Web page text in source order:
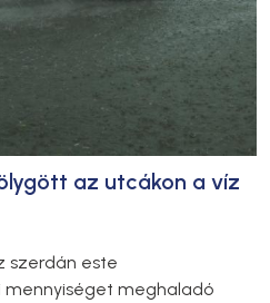
az utcákon a víz
szerdán este
mennyiséget meghaladó